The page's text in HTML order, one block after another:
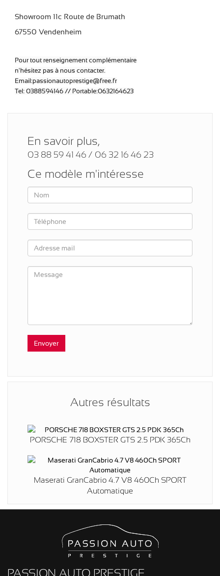
Showroom 11c Route de Brumath
67550 Vendenheim
Pour tout renseignement complémentaire
n'hésitez pas à nous contacter.
Email:passionautoprestige@free.fr
Tel: 0388594146 // Portable:0632164623
En savoir plus,
03 88 59 41 46 / 06 32 16 46 23
Ce modèle m'intéresse
Autres résultats
PORSCHE 718 BOXSTER GTS 2.5 PDK 365Ch
Maserati GranCabrio 4.7 V8 460Ch SPORT
Automatique
PASSION AUTO PRESTIGE